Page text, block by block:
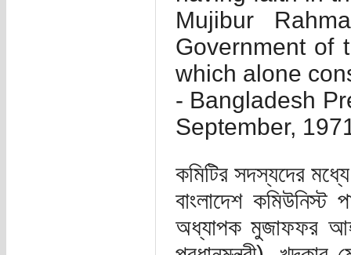
Mujibur
Government of
which alone
- Bangladesh
September,
কমিটির সদস্যদের
বাংলাদেশ কমিউনিস্ট
অধ্যাপক মুজাফফর